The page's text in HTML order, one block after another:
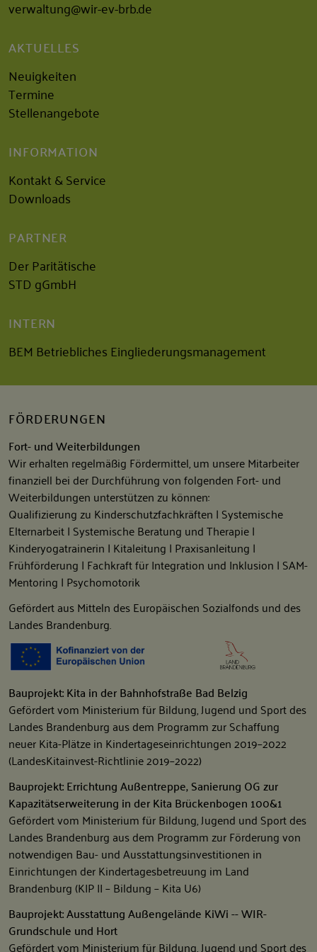
verwaltung@wir-ev-brb.de
AKTUELLES
Neuigkeiten
Termine
Stellenangebote
INFORMATION
Kontakt & Service
Downloads
PARTNER
Der Paritätische
STD gGmbH
INTERN
BEM Betriebliches Eingliederungsmanagement
FÖRDERUNGEN
Fort- und Weiterbildungen
Wir erhalten regelmäßig Fördermittel, um unsere Mitarbeiter
finanziell bei der Durchführung von folgenden Fort- und
Weiterbildungen unterstützen zu können:
Qualifizierung zu Kinderschutzfachkräften | Systemische
Elternarbeit | Systemische Beratung und Therapie |
Kinderyogatrainerin | Kitaleitung | Praxisanleitung |
Frühförderung | Fachkraft für Integration und Inklusion | SAM-
Mentoring | Psychomotorik
Gefördert aus Mitteln des Europäischen Sozialfonds und des
Landes Brandenburg.
Bauprojekt: Kita in der Bahnhofstraße Bad Belzig
Gefördert vom Ministerium für Bildung, Jugend und Sport des
Landes Brandenburg aus dem Programm zur Schaffung
neuer Kita-Plätze in Kindertageseinrichtungen 2019–2022
(LandesKitainvest-Richtlinie 2019–2022)
Bauprojekt: Errichtung Außentreppe, Sanierung OG zur
Kapazitätserweiterung in der Kita Brückenbogen 100&1
Gefördert vom Ministerium für Bildung, Jugend und Sport des
Landes Brandenburg aus dem Programm zur Förderung von
notwendigen Bau- und Ausstattungsinvestitionen in
Einrichtungen der Kindertagesbetreuung im Land
Brandenburg (KIP II – Bildung – Kita U6)
Bauprojekt: Ausstattung Außengelände KiWi -- WIR-
Grundschule und Hort
Gefördert vom Ministerium für Bildung, Jugend und Sport des